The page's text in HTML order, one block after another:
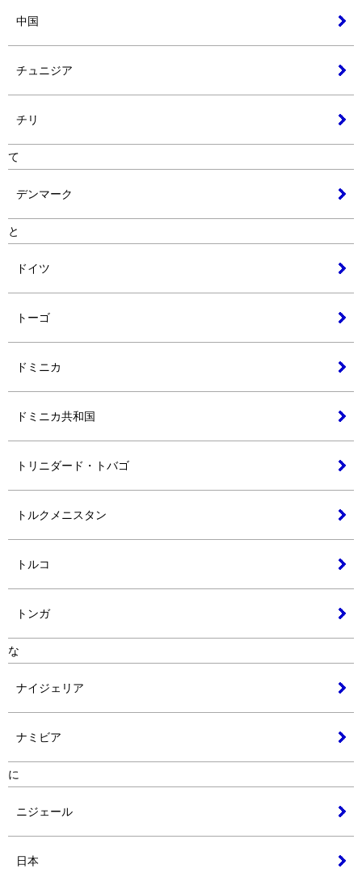
中国
チュニジア
チリ
て
デンマーク
と
ドイツ
トーゴ
ドミニカ
ドミニカ共和国
トリニダード・トバゴ
トルクメニスタン
トルコ
トンガ
な
ナイジェリア
ナミビア
に
ニジェール
日本